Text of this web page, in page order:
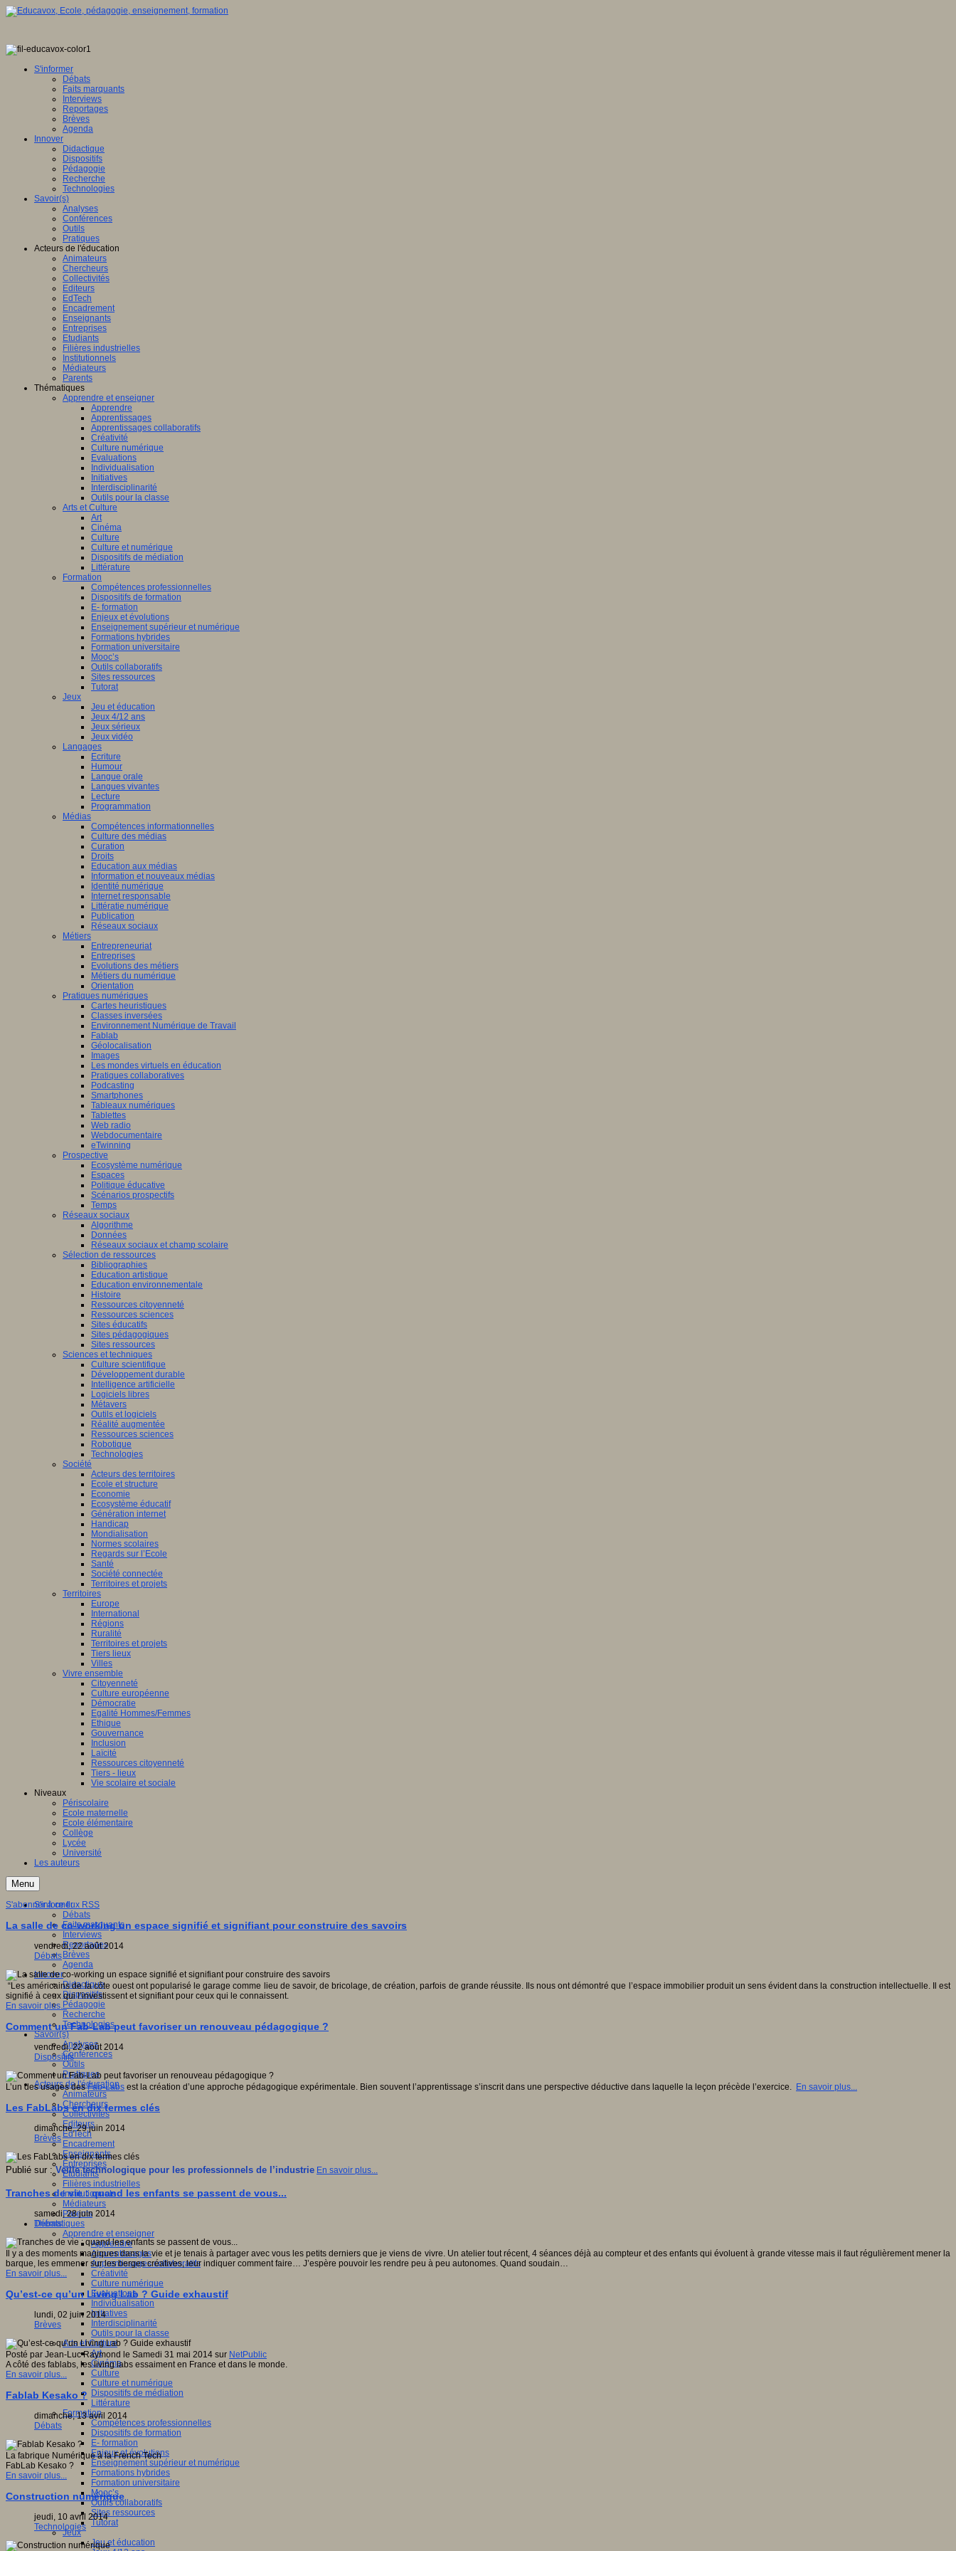
S'informer
Débats
Faits marquants
Interviews
Reportages
Brèves
Agenda
Innover
Didactique
Dispositifs
Pédagogie
Recherche
Technologies
Savoir(s)
Analyses
Conférences
Outils
Pratiques
Acteurs de l'éducation
Animateurs
Chercheurs
Collectivités
Editeurs
EdTech
Encadrement
Enseignants
Entreprises
Etudiants
Filières industrielles
Institutionnels
Médiateurs
Parents
Thématiques
Apprendre et enseigner
Apprendre
Apprentissages
Apprentissages collaboratifs
Créativité
Culture numérique
Evaluations
Individualisation
Initiatives
Interdisciplinarité
Outils pour la classe
Arts et Culture
Art
Cinéma
Culture
Culture et numérique
Dispositifs de médiation
Littérature
Formation
Compétences professionnelles
Dispositifs de formation
E- formation
Enjeux et évolutions
Enseignement supérieur et numérique
Formations hybrides
Formation universitaire
Mooc’s
Outils collaboratifs
Sites ressources
Tutorat
Jeux
Jeu et éducation
Jeux 4/12 ans
Jeux sérieux
Jeux vidéo
Langages
Ecriture
Humour
Langue orale
Langues vivantes
Lecture
Programmation
Médias
Compétences informationnelles
Culture des médias
Curation
Droits
Education aux médias
Information et nouveaux médias
Identité numérique
Internet responsable
Littératie numérique
Publication
Réseaux sociaux
Métiers
Entrepreneuriat
Entreprises
Evolutions des métiers
Métiers du numérique
Orientation
Pratiques numériques
Cartes heuristiques
Classes inversées
Environnement Numérique de Travail
Fablab
Géolocalisation
Images
Les mondes virtuels en éducation
Pratiques collaboratives
Podcasting
Smartphones
Tableaux numériques
Tablettes
Web radio
Webdocumentaire
eTwinning
Prospective
Ecosystème numérique
Espaces
Politique éducative
Scénarios prospectifs
Temps
Réseaux sociaux
Algorithme
Données
Réseaux sociaux et champ scolaire
Sélection de ressources
Bibliographies
Education artistique
Education environnementale
Histoire
Ressources citoyenneté
Ressources sciences
Sites éducatifs
Sites pédagogiques
Sites ressources
Sciences et techniques
Culture scientifique
Développement durable
Intelligence artificielle
Logiciels libres
Métavers
Outils et logiciels
Réalité augmentée
Ressources sciences
Robotique
Technologies
Société
Acteurs des territoires
Ecole et structure
Economie
Ecosystème éducatif
Génération internet
Handicap
Mondialisation
Normes scolaires
Regards sur l’Ecole
Santé
Société connectée
Territoires et projets
Territoires
Europe
International
Régions
Ruralité
Territoires et projets
Tiers lieux
Villes
Vivre ensemble
Citoyenneté
Culture européenne
Démocratie
Egalité Hommes/Femmes
Ethique
Gouvernance
Inclusion
Laïcité
Ressources citoyenneté
Tiers - lieux
Vie scolaire et sociale
Niveaux
Périscolaire
Ecole maternelle
Ecole élémentaire
Collège
Lycée
Université
Les auteurs
Menu
S'informer
Débats
Faits marquants
Interviews
Reportages
Brèves
Agenda
Innover
Didactique
Dispositifs
Pédagogie
Recherche
Technologies
Savoir(s)
Analyses
Conférences
Outils
Pratiques
Acteurs de l'éducation
Animateurs
Chercheurs
Collectivités
Editeurs
EdTech
Encadrement
Enseignants
Entreprises
Etudiants
Filières industrielles
Institutionnels
Médiateurs
Parents
Thématiques
Apprendre et enseigner
Apprendre
Apprentissages
Apprentissages collaboratifs
Créativité
Culture numérique
Evaluations
Individualisation
Initiatives
Interdisciplinarité
Outils pour la classe
Arts et Culture
Art
Cinéma
Culture
Culture et numérique
Dispositifs de médiation
Littérature
Formation
Compétences professionnelles
Dispositifs de formation
E- formation
Enjeux et évolutions
Enseignement supérieur et numérique
Formations hybrides
Formation universitaire
Mooc’s
Outils collaboratifs
Sites ressources
Tutorat
Jeux
Jeu et éducation
S'abonner à ce flux RSS
La salle de co-working un espace signifié et signifiant pour construire des savoirs
vendredi, 22 août 2014
Débats
“Les américains de la côte ouest ont popularisé le garage comme lieu de savoir, de bricolage, de création, parfois de grande réussite. Ils nous ont démontré que l’espace immobilier produit un sens évident dans la construction intellectuelle. Il est
signifié à ceux qui l’investissent et signifiant pour ceux qui le connaissent.
En savoir plus...
Comment un Fab-Lab peut favoriser un renouveau pédagogique ?
vendredi, 22 août 2014
Dispositifs
L’un des usages desFab-Labs est la création d’une approche pédagogique expérimentale. Bien souvent l’apprentissage s’inscrit dans une perspective déductive dans laquelle la leçon précède l’exercice. En savoir plus...
Les FabLabs en dix termes clés
dimanche, 29 juin 2014
Brèves
Publié sur :Veille technologique pour les professionnels de l’industrie En savoir plus...
Tranches de vie : quand les enfants se passent de vous...
samedi, 28 juin 2014
Débats
Il y a des moments magiques dans la vie et je tenais à partager avec vous les petits derniers que je viens de vivre. Un atelier tout récent, 4 séances déjà au compteur et des enfants qui évoluent à grande vitesse mais il faut régulièrement mener la
barque, les emmener sur les berges créatives, leur indiquer comment faire… J’espère pouvoir les rendre peu à peu autonomes. Quand soudain…
En savoir plus...
Qu’est-ce qu’un Living Lab ? Guide exhaustif
lundi, 02 juin 2014
Brèves
Posté par Jean-Luc Raymond le Samedi 31 mai 2014 sur NetPublic
A côté des fablabs, les living labs essaiment en France et dans le monde.
En savoir plus...
Fablab Kesako ?
dimanche, 13 avril 2014
Débats
La fabrique Numérique à la French Tech
FabLab Kesako ?
En savoir plus...
Construction numérique
jeudi, 10 avril 2014
Technologies